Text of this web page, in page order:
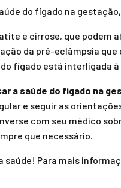
do fígado na
e cirrose, que podem
da pré-eclâmpsia
do fígado está interligada
a saúde do fígado na
e seguir as
com seu médico
que necessário.
saúde! Para mais